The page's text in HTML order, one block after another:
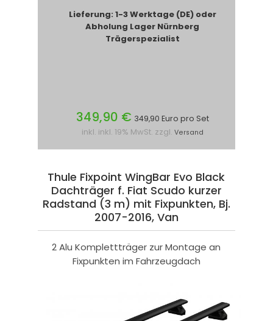
Lieferung: 1-3 Werktage (DE) oder
Abholung Lager Nürnberg
Trägerspezialist
349,90 € 349,90 Euro pro Set
inkl. inkl. 19% MwSt. zzgl. Versand
Thule Fixpoint WingBar Evo Black
Dachträger f. Fiat Scudo kurzer
Radstand (3 m) mit Fixpunkten, Bj.
2007-2016, Van
2 Alu Komplettträger zur Montage an
Fixpunkten im Fahrzeugdach